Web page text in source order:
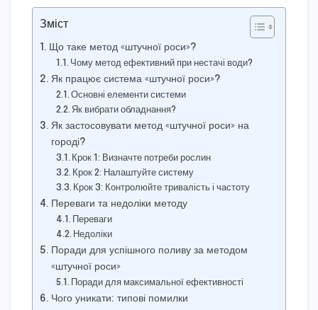
Зміст
Що таке метод «штучної роси»?
Чому метод ефективний при нестачі води?
Як працює система «штучної роси»?
Основні елементи системи
Як вибрати обладнання?
Як застосовувати метод «штучної роси» на
городі?
Крок 1: Визначте потреби рослин
Крок 2: Налаштуйте систему
Крок 3: Контролюйте тривалість і частоту
Переваги та недоліки методу
Переваги
Недоліки
Поради для успішного поливу за методом
«штучної роси»
Поради для максимальної ефективності
Чого уникати: типові помилки